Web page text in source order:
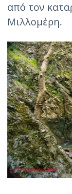
από τον
Μιλλομέρη.